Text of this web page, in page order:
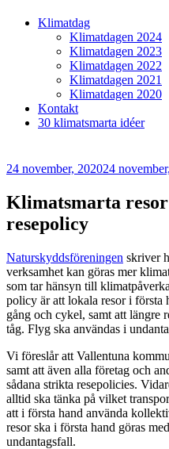
Klimatdag
Klimatdagen 2024
Klimatdagen 2023
Klimatdagen 2022
Klimatdagen 2021
Klimatdagen 2020
Kontakt
30 klimatsmarta idéer
Publicerat
24 november, 202024
Klimatsmarta
resepolicy
Naturskyddsföreningen skriver
verksamhet kan göras mer
som tar hänsyn till
policy är att lokala resor i första
gång och cykel, samt att längre
tåg. Flyg ska användas i
Vi föreslår att Vallentuna
samt att även alla företag och
sådana strikta resepolicies.
alltid ska tänka på vilket
att i första hand använda
resor ska i första hand göras
undantagsfall.